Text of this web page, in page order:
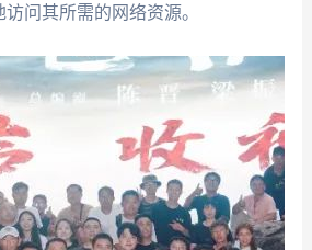
问其所需的网络资源。